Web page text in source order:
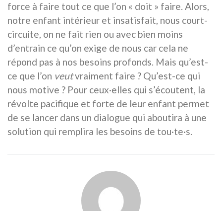
force à faire tout ce que l’on « doit » faire. Alors,
notre enfant intérieur et insatisfait, nous court-
circuite, on ne fait rien ou avec bien moins
d’entrain ce qu’on exige de nous car cela ne
répond pas à nos besoins profonds. Mais qu’est-
ce que l’on veutvraiment faire ? Qu’est-ce qui
nous motive ? Pour ceux·elles qui s’écoutent, la
révolte pacifique et forte de leur enfant permet
de se lancer dans un dialogue qui aboutira à une
solution qui remplira les besoins de tou·te·s.